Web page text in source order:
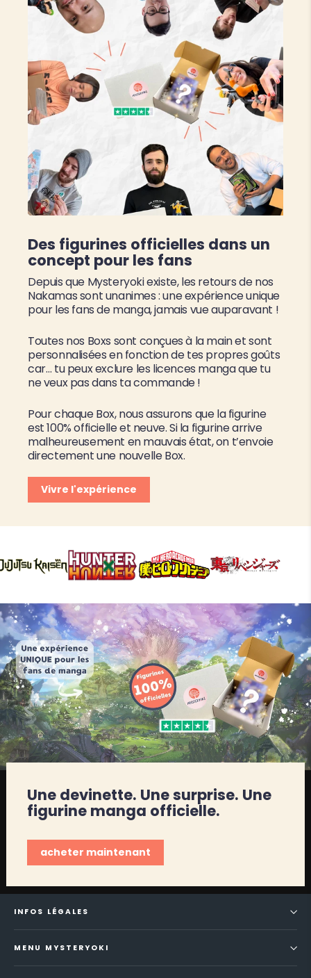
Des figurines officielles dans un
concept pour les fans
Depuis que Mysteryoki existe, les retours de nos
Nakamas sont unanimes : une expérience unique
pour les fans de manga, jamais vue auparavant !
Toutes nos Boxs sont conçues à la main et sont
personnalisées en fonction de tes propres goûts
car… tu peux exclure les licences manga que tu
ne veux pas dans ta commande !
Pour chaque Box, nous assurons que la figurine
est 100% officielle et neuve. Si la figurine arrive
malheureusement en mauvais état, on t’envoie
directement une nouvelle Box.
Vivre l'expérience
Une devinette. Une surprise. Une
figurine manga officielle.
acheter maintenant
INFOS LÉGALES
MENU MYSTERYOKI